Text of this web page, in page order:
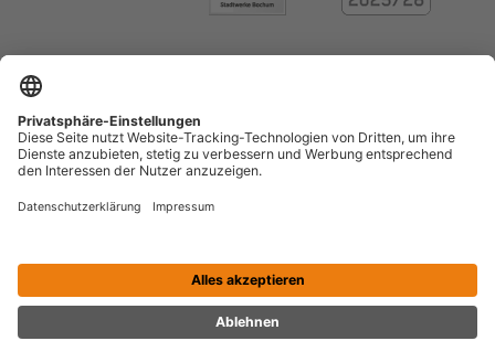
Impressum Datenschutz
Menschenrechte (LkSG) Erklärung zur Barrierefreiheit
Kontrast erhöhen Vertrag widerrufen